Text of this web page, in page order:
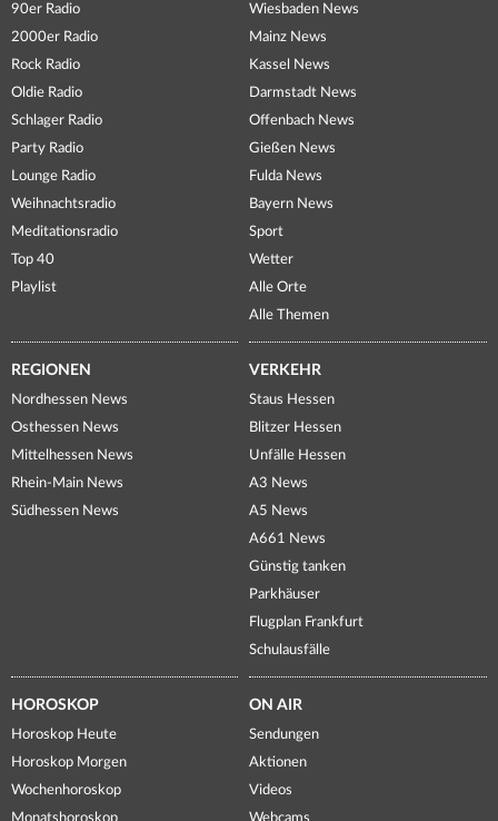
90er Radio
2000er Radio
Rock Radio
Oldie Radio
Schlager Radio
Party Radio
Lounge Radio
Weihnachtsradio
Meditationsradio
Top 40
Playlist
Wiesbaden News
Mainz News
Kassel News
Darmstadt News
Offenbach News
Gießen News
Fulda News
Bayern News
Sport
Wetter
Alle Orte
Alle Themen
REGIONEN
Nordhessen News
Osthessen News
Mittelhessen News
Rhein-Main News
Südhessen News
VERKEHR
Staus Hessen
Blitzer Hessen
Unfälle Hessen
A3 News
A5 News
A661 News
Günstig tanken
Parkhäuser
Flugplan Frankfurt
Schulausfälle
HOROSKOP
Horoskop Heute
Horoskop Morgen
Wochenhoroskop
Monatshoroskop
ON AIR
Sendungen
Aktionen
Videos
Webcams